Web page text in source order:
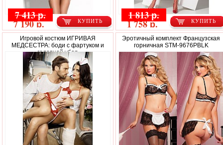
КУПИТЬ
7 413 р.
7 190 р. КУПИТЬ
1 813 р.
1 758 р.
Игровой костюм ИГРИВАЯ
МЕДСЕСТРА: боди с фартуком и
головной убор
Эротичный комплект Французская
горничная STM-9676PBLK